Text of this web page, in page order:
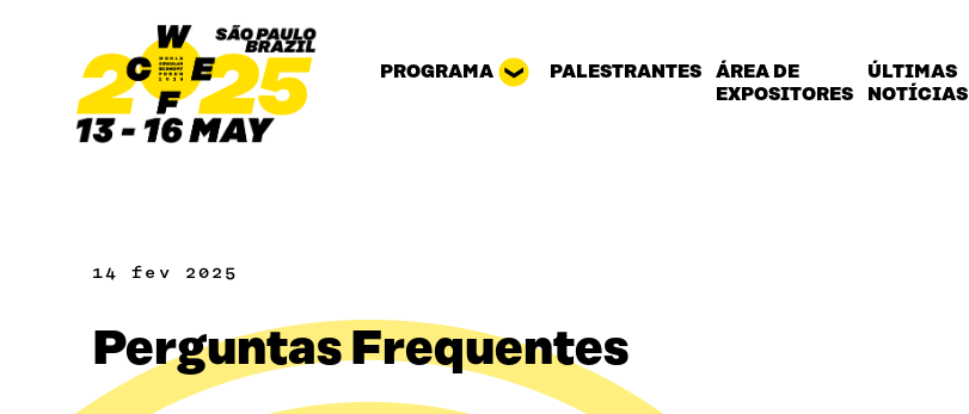
PROGRAMA PALESTRANTES
ÁREA DE
EXPOSITORES
ÚLTIMAS
NOTÍCIAS
14 fev 2025
Perguntas Frequentes